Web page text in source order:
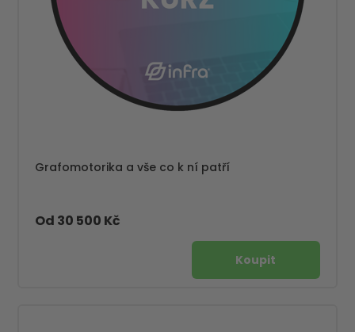
Grafomotorika a vše co k ní patří
Od 30 500 Kč